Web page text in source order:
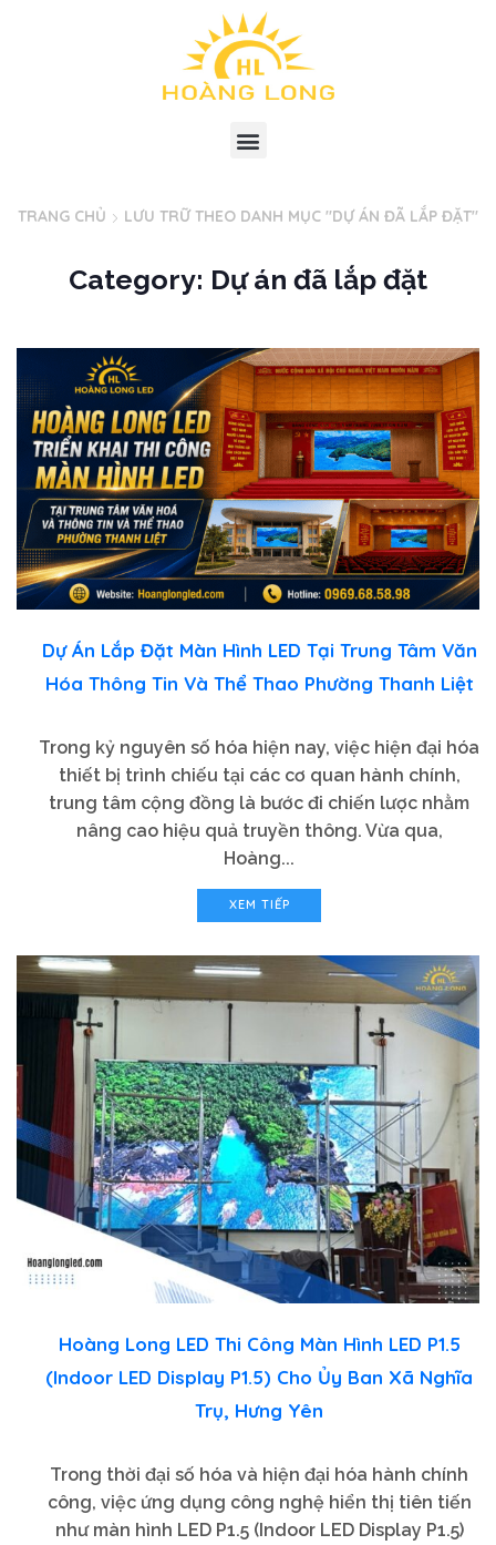
TRANG CHỦ LƯU TRỮ THEO DANH MỤC "DỰ ÁN ĐÃ LẮP ĐẶT"
Category: Dự án đã lắp đặt
Dự Án Lắp Đặt Màn Hình LED Tại Trung Tâm Văn
Hóa Thông Tin Và Thể Thao Phường Thanh Liệt
Trong kỷ nguyên số hóa hiện nay, việc hiện đại hóa
thiết bị trình chiếu tại các cơ quan hành chính,
trung tâm cộng đồng là bước đi chiến lược nhằm
nâng cao hiệu quả truyền thông. Vừa qua,
Hoàng...
XEM TIẾP
Hoàng Long LED Thi Công Màn Hình LED P1.5
(Indoor LED Display P1.5) Cho Ủy Ban Xã Nghĩa
Trụ, Hưng Yên
Trong thời đại số hóa và hiện đại hóa hành chính
công, việc ứng dụng công nghệ hiển thị tiên tiến
như màn hình LED P1.5 (Indoor LED Display P1.5)